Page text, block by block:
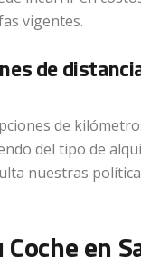
vigentes.
de
de
del tipo de
nuestras
Coche en